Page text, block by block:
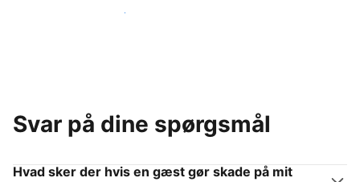
Slut dig til andre værter som dig
Svar på dine spørgsmål
Hvad sker der hvis en gæst gør skade på mit